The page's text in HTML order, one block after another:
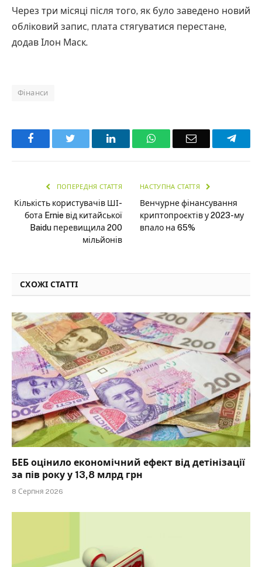
Через три місяці після того, як було заведено новий
обліковий запис, плата стягуватися перестане,
додав Ілон Маск.
Фінанси
Facebook LinkedInWhatsAppEmail
ПОПЕРЕДНЯ СТАТТЯ
Кількість користувачів ШІ-
бота Ernie від китайської
Baidu перевищила 200
мільйонів
НАСТУПНА СТАТТЯ
Венчурне фінансування
криптопроєктів у 2023-му
впало на 65%
СХОЖІ СТАТТІ
БЕБ оцінило економічний ефект від детінізації
за пів року у 13,8 млрд грн
8 Серпня 2026